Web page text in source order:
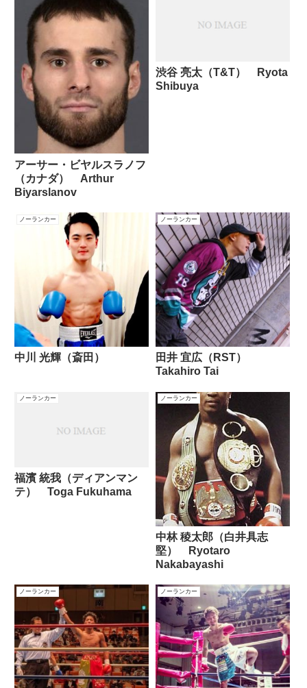
アーサー・ビヤルスラノフ
（カナダ） Arthur
Biyarslanov
渋谷 亮太（T&T） Ryota
Shibuya
ノーランカー
中川 光輝（斎田）
ノーランカー
田井 宜広（RST）
Takahiro Tai
ノーランカー
福濱 統我（ディアンマン
テ） Toga Fukuhama
ノーランカー
中林 稜太郎（白井具志
堅） Ryotaro
Nakabayashi
ノーランカー ノーランカー